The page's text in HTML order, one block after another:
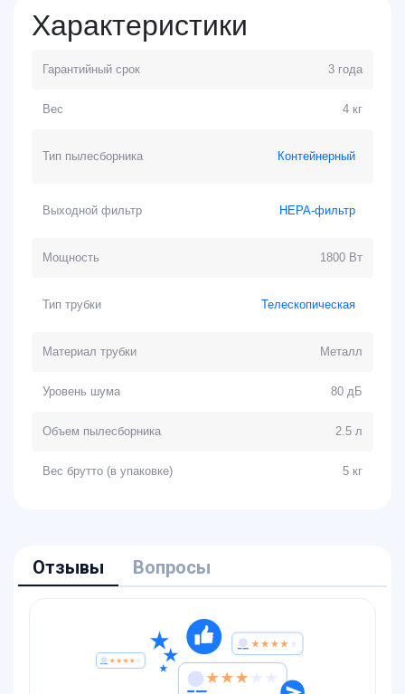
Характеристики
Гарантийный срок 3 года
Вес 4 кг
Тип пылесборника Контейнерный
Выходной фильтр HEPA-фильтр
Мощность 1800 Вт
Тип трубки Телескопическая
Материал трубки Металл
Уровень шума 80 дБ
Объем пылесборника 2.5 л
Вес брутто (в упаковке) 5 кг
Отзывы Вопросы